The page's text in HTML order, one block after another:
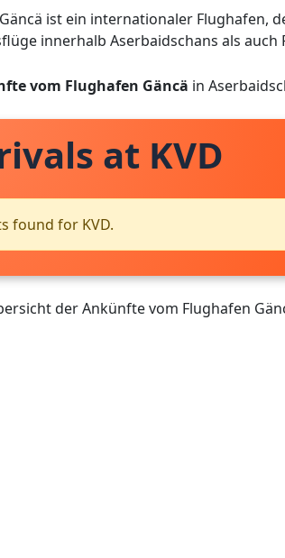
ist ein internationaler Flughafen,
innerhalb Aserbaidschans als auch
vom Flughafen Gäncä in
at KVD
found for KVD.
der Ankünfte vom Flughafen